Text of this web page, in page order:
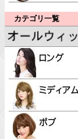
カテゴリ一覧